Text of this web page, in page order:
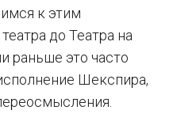
к этим
до Театра на
раньше это часто
Шекспира,